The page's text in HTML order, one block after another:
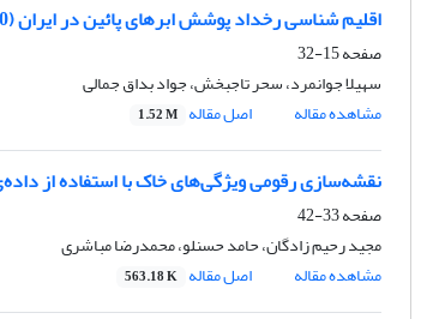
اقلیم شناسی رخداد پوشش ابرهای پائین در ایران (2010-1981)
صفحه15-32
سهیلا جوانمرد، سحر تاجبخش، جواد بداق جمالی
مشاهده مقاله
اصل مقاله 1.52 M
نقشه‌سازی رقومی ویژگی‌های خاک با استفاده از
صفحه33-42
مجید رحیم زادگان، حامد حسنلو، محمدرضا مباشری
مشاهده مقاله
اصل مقاله 563.18 K